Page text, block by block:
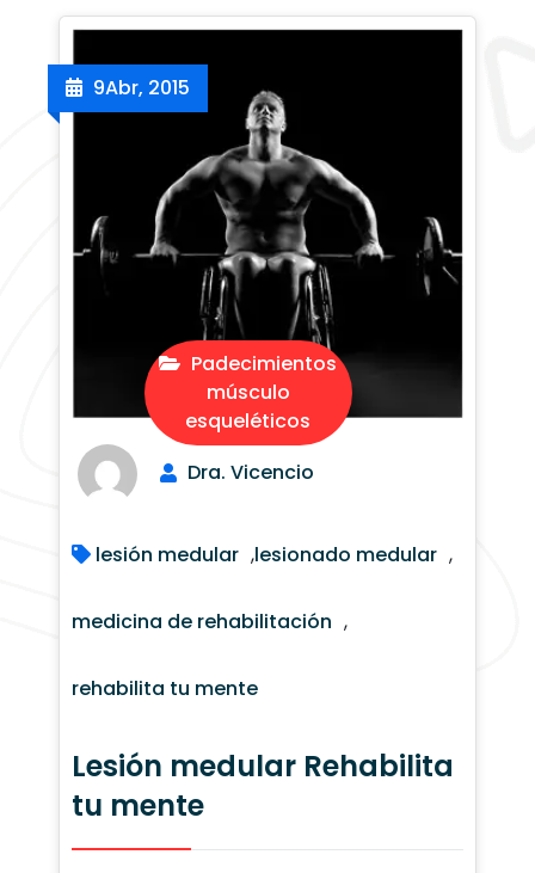
Padecimientos
músculo
esqueléticos
9Abr, 2015
Dra. Vicencio
lesión medular ,lesionado medular ,
medicina de rehabilitación ,
rehabilita tu mente
Lesión medular Rehabilita
tu mente